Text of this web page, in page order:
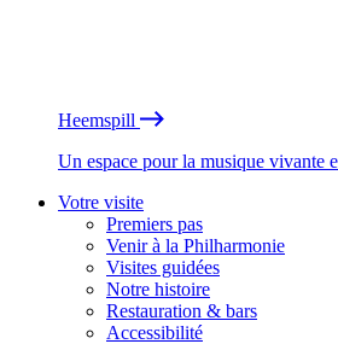
Heemspill
Un espace pour la musique vivante
Votre visite
Premiers pas
Venir à la Philharmonie
Visites guidées
Notre histoire
Restauration & bars
Accessibilité